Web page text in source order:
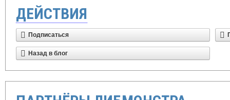
ДЕЙСТВИЯ
Подписаться
Назад в блог